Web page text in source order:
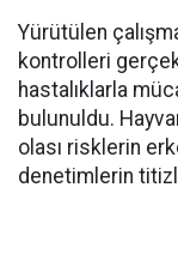
Yürütülen
kontrolleri
hastalıklarla
bulunuldu.
olası risklerin
denetimlerin